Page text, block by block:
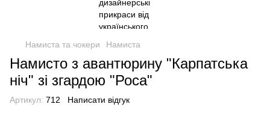
Намиста та чокери Намиста
Намисто з авантюрину "Карпатська
ніч" зі згардою "Роса"
Артикул: 712 Написати відгук